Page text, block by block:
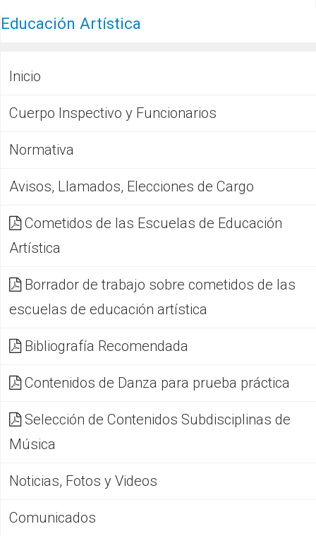
Educación Artística
Inicio
Cuerpo Inspectivo y Funcionarios
Normativa
Avisos, Llamados, Elecciones de Cargo
Cometidos de las Escuelas de Educación
Artística
Borrador de trabajo sobre cometidos de las
escuelas de educación artística
Bibliografía Recomendada
Contenidos de Danza para prueba práctica
Selección de Contenidos Subdisciplinas de
Música
Noticias, Fotos y Videos
Comunicados